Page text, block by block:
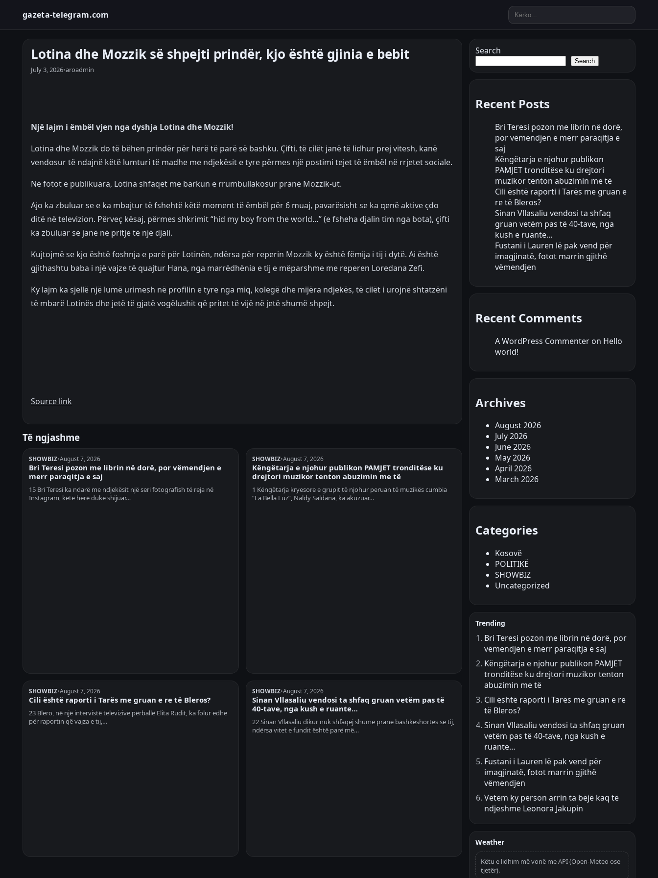
gazeta-telegram.com
Lotina dhe Mozzik së shpejti prindër, kjo është gjinia e bebit
July 3, 2026•aroadmin
Një lajm i ëmbël vjen nga dyshja Lotina dhe Mozzik!
Lotina dhe Mozzik do të bëhen prindër për herë të parë së bashku. Çifti, të cilët janë të lidhur prej vitesh, kanë
vendosur të ndajnë këtë lumturi të madhe me ndjekësit e tyre përmes një postimi tejet të ëmbël në rrjetet sociale.
Në fotot e publikuara, Lotina shfaqet me barkun e rrumbullakosur pranë Mozzik-ut.
Ajo ka zbuluar se e ka mbajtur të fshehtë këtë moment të ëmbël për 6 muaj, pavarësisht se ka qenë aktive çdo
ditë në televizion. Përveç kësaj, përmes shkrimit “hid my boy from the world…” (e fsheha djalin tim nga bota), çifti
ka zbuluar se janë në pritje të një djali.
Kujtojmë se kjo është foshnja e parë për Lotinën, ndërsa për reperin Mozzik ky është fëmija i tij i dytë. Ai është
gjithashtu baba i një vajze të quajtur Hana, nga marrëdhënia e tij e mëparshme me reperen Loredana Zefi.
Ky lajm ka sjellë një lumë urimesh në profilin e tyre nga miq, kolegë dhe mijëra ndjekës, të cilët i urojnë shtatzëni
të mbarë Lotinës dhe jetë të gjatë vogëlushit që pritet të vijë në jetë shumë shpejt.
Source link
Të ngjashme
SHOWBIZ•August 7, 2026
Bri Teresi pozon me librin në dorë, por vëmendjen e
merr paraqitja e saj
15 Bri Teresi ka ndarë me ndjekësit një seri fotografish të reja në
Instagram, këtë herë duke shijuar…
SHOWBIZ•August 7, 2026
Këngëtarja e njohur publikon PAMJET tronditëse ku
drejtori muzikor tenton abuzimin me të
1 Këngëtarja kryesore e grupit të njohur peruan të muzikës cumbia
“La Bella Luz”, Naldy Saldana, ka akuzuar…
SHOWBIZ•August 7, 2026
Cili është raporti i Tarës me gruan e re të Bleros?
23 Blero, në një intervistë televizive përballë Elita Rudit, ka folur edhe
për raportin që vajza e tij,…
SHOWBIZ•August 7, 2026
Sinan Vllasaliu vendosi ta shfaq gruan vetëm pas të
40-tave, nga kush e ruante…
22 Sinan Vllasaliu dikur nuk shfaqej shumë pranë bashkëshortes së tij,
ndërsa vitet e fundit është parë më…
Search
Search
Recent Posts
Bri Teresi pozon me librin në dorë,
por vëmendjen e merr paraqitja e
saj
Këngëtarja e njohur publikon
PAMJET tronditëse ku drejtori
muzikor tenton abuzimin me të
Cili është raporti i Tarës me gruan e
re të Bleros?
Sinan Vllasaliu vendosi ta shfaq
gruan vetëm pas të 40-tave, nga
kush e ruante…
Fustani i Lauren lë pak vend për
imagjinatë, fotot marrin gjithë
vëmendjen
Recent Comments
A WordPress Commenter on Hello
world!
Archives
August 2026
July 2026
June 2026
May 2026
April 2026
March 2026
Categories
Kosovë
POLITIKË
SHOWBIZ
Uncategorized
Trending
Bri Teresi pozon me librin në dorë, por
vëmendjen e merr paraqitja e saj
Këngëtarja e njohur publikon PAMJET
tronditëse ku drejtori muzikor tenton
abuzimin me të
Cili është raporti i Tarës me gruan e re
të Bleros?
Sinan Vllasaliu vendosi ta shfaq gruan
vetëm pas të 40-tave, nga kush e
ruante…
Fustani i Lauren lë pak vend për
imagjinatë, fotot marrin gjithë
vëmendjen
Vetëm ky person arrin ta bëjë kaq të
ndjeshme Leonora Jakupin
Weather
Këtu e lidhim më vonë me API (Open-Meteo ose
tjetër).